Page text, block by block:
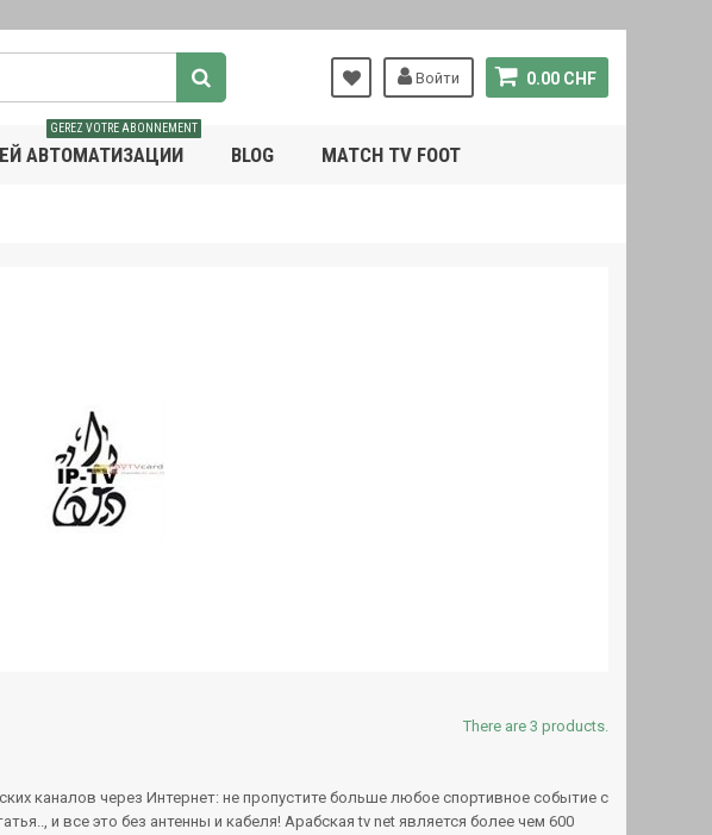
0.00 CHF
Войти
АВТОМАТИЗАЦИИ
GEREZ VOTRE ABONNEMENT
BLOG MATCH TV FOOT
There are 3 products.
каналов через Интернет: не пропустите больше любое спортивное событие с
и все это без антенны и кабеля! Арабская tv net является более чем 600